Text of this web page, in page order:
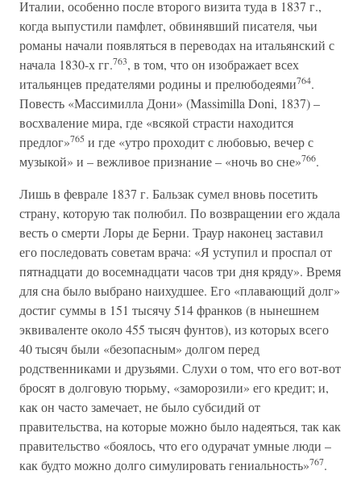
Италии, особенно после второго визита туда в 1837 г.,
когда выпустили памфлет, обвинявший писателя, чьи
романы начали появляться в переводах на итальянский с
начала 1830-х гг.763, в том, что он изображает всех
итальянцев предателями родины и прелюбодеями764.
Повесть «Массимилла Дони» (Massimilla Doni, 1837) –
восхваление мира, где «всякой страсти находится
предлог»765 и где «утро проходит с любовью, вечер с
музыкой» и – вежливое признание – «ночь во сне»766.
Лишь в феврале 1837 г. Бальзак сумел вновь посетить
страну, которую так полюбил. По возвращении его ждала
весть о смерти Лоры де Берни. Траур наконец заставил
его последовать советам врача: «Я уступил и проспал от
пятнадцати до восемнадцати часов три дня кряду». Время
для сна было выбрано наихудшее. Его «плавающий долг»
достиг суммы в 151 тысячу 514 франков (в нынешнем
эквиваленте около 455 тысяч фунтов), из которых всего
40 тысяч были «безопасным» долгом перед
родственниками и друзьями. Слухи о том, что его вот-вот
бросят в долговую тюрьму, «заморозили» его кредит; и,
как он часто замечает, не было субсидий от
правительства, на которые можно было надеяться, так как
правительство «боялось, что его одурачат умные люди –
как будто можно долго симулировать гениальность»767.